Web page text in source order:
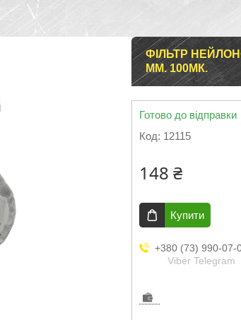
ФІЛЬТР
ММ. 100МК.
Готово до відправки
Код: 12115
148 ₴
Купити
+380 (73) 990-07-
Viber Telegram